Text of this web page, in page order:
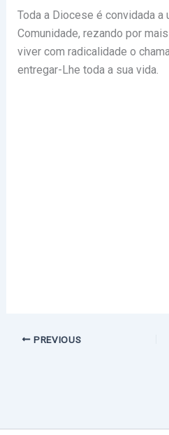
Toda a Diocese é convidada a
Comunidade, rezando por
viver com radicalidade o
entregar-Lhe toda a sua vida.
PREVIOUS